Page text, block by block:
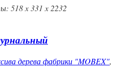
518 x 331 x 2232
дерева фабрики "MOBEX",